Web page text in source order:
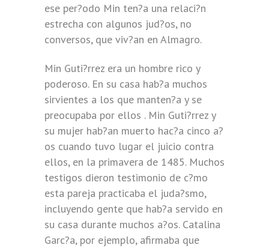
ese per?odo Min ten?a una relaci?n
estrecha con algunos jud?os, no
conversos, que viv?an en Almagro.
Min Guti?rrez era un hombre rico y
poderoso. En su casa hab?a muchos
sirvientes a los que manten?a y se
preocupaba por ellos . Min Guti?rrez y
su mujer hab?an muerto hac?a cinco a?
os cuando tuvo lugar el juicio contra
ellos, en la primavera de 1485. Muchos
testigos dieron testimonio de c?mo
esta pareja practicaba el juda?smo,
incluyendo gente que hab?a servido en
su casa durante muchos a?os. Catalina
Garc?a, por ejemplo, afirmaba que